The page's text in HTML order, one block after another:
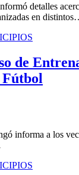
detalles
en
de
Fútbol
informa a los